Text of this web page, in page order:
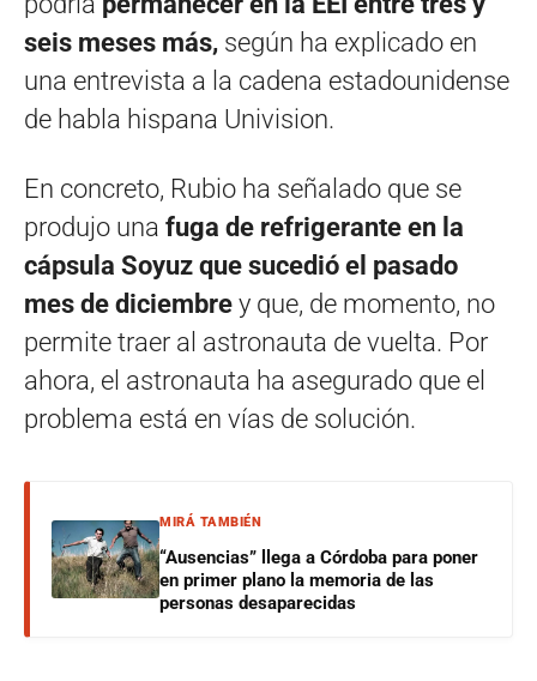
seis meses más, según ha explicado en
una entrevista a la cadena estadounidense
de habla hispana Univision.
En concreto, Rubio ha señalado que se
produjo una fuga de refrigerante en la
cápsula Soyuz que sucedió el pasado
mes de diciembre y que, de momento, no
permite traer al astronauta de vuelta. Por
ahora, el astronauta ha asegurado que el
problema está en vías de solución.
MIRÁ TAMBIÉN
“Ausencias” llega a Córdoba para poner
en primer plano la memoria de las
personas desaparecidas